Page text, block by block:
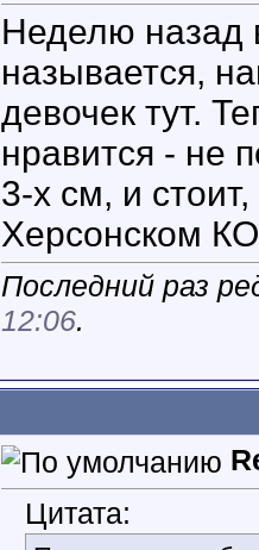
Неделю назад
называется,
девочек тут.
нравится - не
3-х см, и
Херсонском
Последний раз
12:06.
Цитата: